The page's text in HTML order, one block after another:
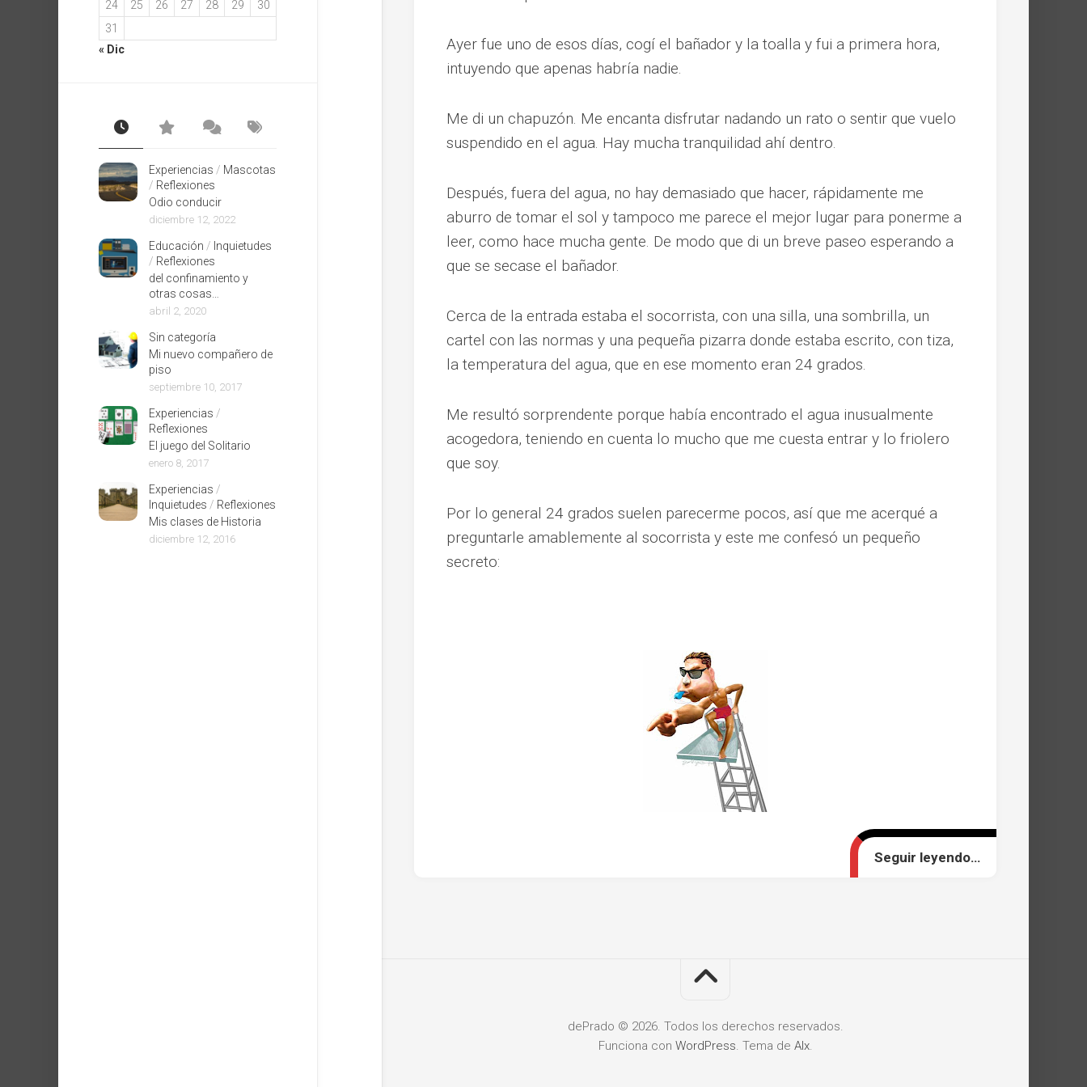
24
25 26 27 28 29
30
31
« Dic
Experiencias / Mascotas
/ Reflexiones
Odio conducir
diciembre 12, 2022
Educación / Inquietudes
/ Reflexiones
del confinamiento y
otras cosas…
abril 2, 2020
Sin categoría
Mi nuevo compañero de
piso
septiembre 10, 2017
Experiencias /
Reflexiones
El juego del Solitario
enero 8, 2017
Experiencias /
Inquietudes / Reflexiones
Mis clases de Historia
diciembre 12, 2016
Ayer fue uno de esos días, cogí el bañador y la toalla y fui a primera hora,
intuyendo que apenas habría nadie.
Me di un chapuzón. Me encanta disfrutar nadando un rato o sentir que vuelo
suspendido en el agua. Hay mucha tranquilidad ahí dentro.
Después, fuera del agua, no hay demasiado que hacer, rápidamente me
aburro de tomar el sol y tampoco me parece el mejor lugar para ponerme a
leer, como hace mucha gente. De modo que di un breve paseo esperando a
que se secase el bañador.
Cerca de la entrada estaba el socorrista, con una silla, una sombrilla, un
cartel con las normas y una pequeña pizarra donde estaba escrito, con tiza,
la temperatura del agua, que en ese momento eran 24 grados.
Me resultó sorprendente porque había encontrado el agua inusualmente
acogedora, teniendo en cuenta lo mucho que me cuesta entrar y lo friolero
que soy.
Por lo general 24 grados suelen parecerme pocos, así que me acerqué a
preguntarle amablemente al socorrista y este me confesó un pequeño
secreto:
Seguir leyendo…
dePrado © 2026. Todos los derechos reservados.
Funciona con WordPress. Tema de Alx.